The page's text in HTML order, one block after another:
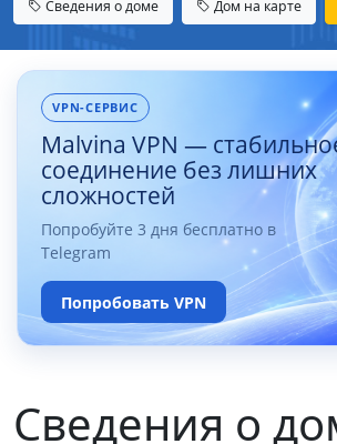
Сведения о доме Дом на карте
VPN-СЕРВИС
Malvina VPN —
соединение без лишних
сложностей
Попробуйте 3 дня бесплатно в
Telegram
Попробовать VPN
Сведения о